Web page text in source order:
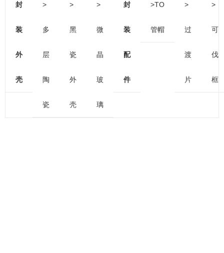
封
装
外
壳
>
多
层
陶
瓷
>
黑
瓷
外
壳
>
微
晶
玻
璃
封
装
配
件
>TO
管帽
>
过
渡
片
>
可
伐
框